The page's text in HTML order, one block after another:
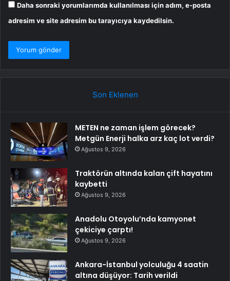
Daha sonraki yorumlarımda kullanılması için adım, e-posta
adresim ve site adresim bu tarayıcıya kaydedilsin.
Son Eklenen
METEN ne zaman işlem görecek?
Metgün Enerji halka arz kaç lot verdi?
Ağustos 9, 2026
Traktörün altında kalan çift hayatını
kaybetti
Ağustos 9, 2026
Anadolu Otoyolu’nda kamyonet
çekiciye çarptı!
Ağustos 9, 2026
Ankara-İstanbul yolculuğu 4 saatin
altına düşüyor: Tarih verildi